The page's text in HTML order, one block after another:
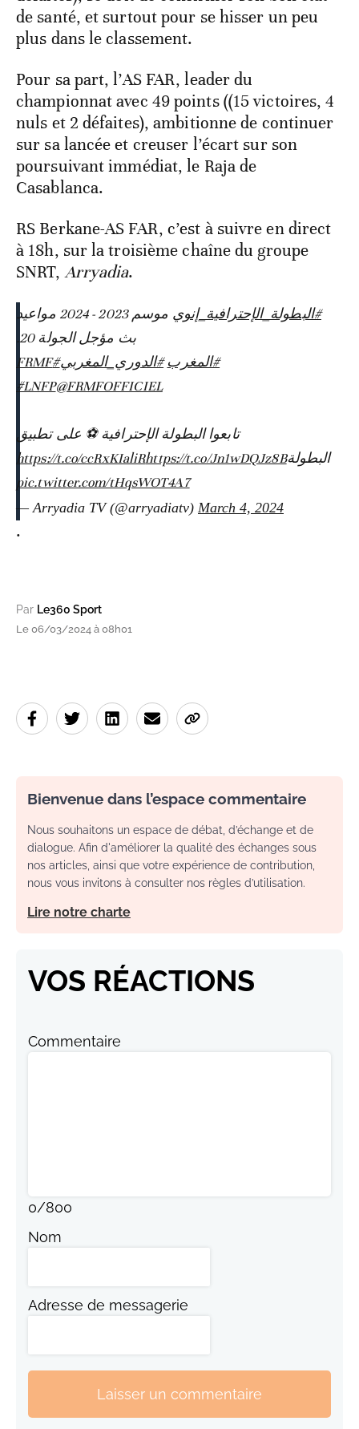
de santé, et surtout pour se hisser un peu
plus dans le classement.
Pour sa part, l’AS FAR, leader du
championnat avec 49 points ((15 victoires, 4
nuls et 2 défaites), ambitionne de continuer
sur sa lancée et creuser l’écart sur son
poursuivant immédiat, le Raja de
Casablanca.
RS Berkane-AS FAR, c’est à suivre en direct
à 18h, sur la troisième chaîne du groupe
SNRT,Arryadia.
#البطولة_الإحترافية_إنوي
⁩ موسم 2023 - 2024 مواعيد
بث مؤجل الجولة 20.
#المغرب⁩ ⁧#الدوري_المغربي#FRMF
#LNFP@FRMFOFFICIEL
تابعوا البطولة الإحترافية ⚽ على تطبيق
البطولة
https://t.co/ccRxKIaliRhttps://t.co/Jn1wDQJz8B
pic.twitter.com/tHqsWOT4A7
— Arryadia TV (@arryadiatv) March 4, 2024
.
Par Le360 Sport
Le 06/03/2024 à 08h01
Bienvenue dans l’espace commentaire
Nous souhaitons un espace de débat, d’échange et de
dialogue. Afin d'améliorer la qualité des échanges sous
nos articles, ainsi que votre expérience de contribution,
nous vous invitons à consulter nos règles d’utilisation.
Lire notre charte
VOS RÉACTIONS
Commentaire
0/800
Nom
Adresse de messagerie
Laisser un commentaire